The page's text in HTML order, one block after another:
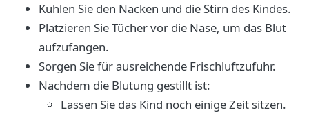
Kühlen Sie den Nacken und die Stirn des Kindes.
Platzieren Sie Tücher vor die Nase, um das Blut
aufzufangen.
Sorgen Sie für ausreichende Frischluftzufuhr.
Nachdem die Blutung gestillt ist:
Lassen Sie das Kind noch einige Zeit sitzen.